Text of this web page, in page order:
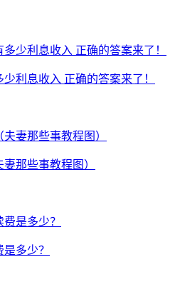
利息收入 正确的答案来了！
那些事教程图）
多少？